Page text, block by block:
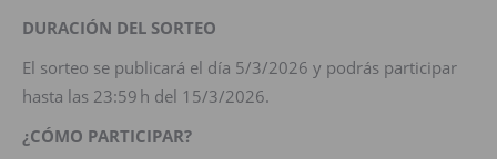
DURACIÓN DEL SORTEO
El sorteo se publicará el día 5/3/2026 y podrás participar
hasta las 23:59 h del 15/3/2026.
¿CÓMO PARTICIPAR?